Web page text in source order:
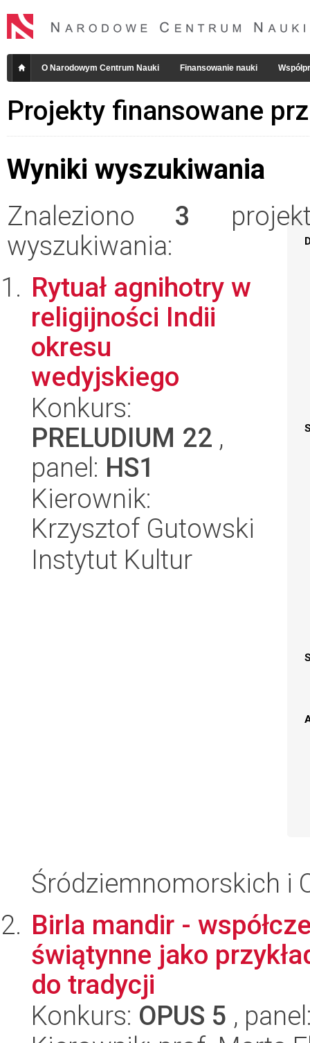
O Narodowym Centrum Nauki Finansowanie nauki
Projekty finansowane
Wyniki wyszukiwania
Znaleziono 3
wyszukiwania:
Rytuał agnihotry w
religijności Indii
okresu
wedyjskiego
Konkurs:
PRELUDIUM 22 ,
panel: HS1
Kierownik:
Krzysztof Gutowski
Instytut Kultur
Śródziemnomorskich i
Birla mandir -
świątynne jako
do tradycji
Konkurs: OPUS 5 ,